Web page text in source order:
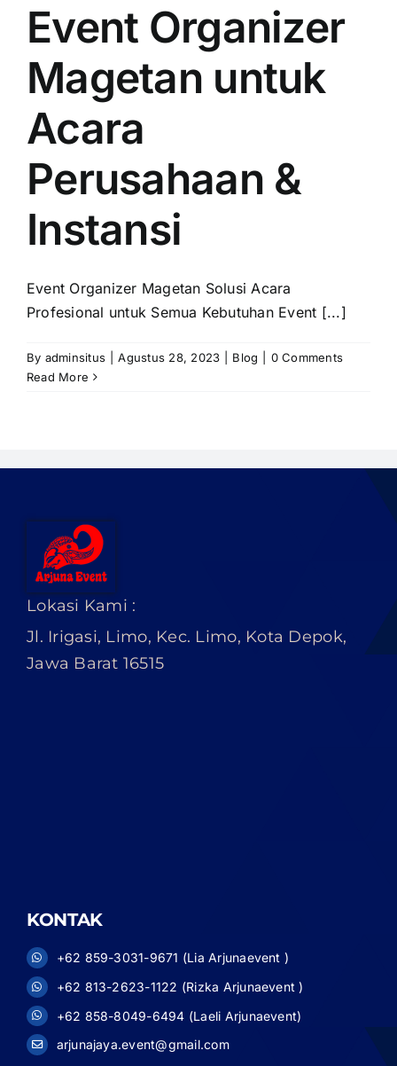
Event Organizer
Magetan untuk
Acara
Perusahaan &
Instansi
Event Organizer Magetan Solusi Acara
Profesional untuk Semua Kebutuhan Event [...]
By adminsitus Agustus 28, 2023 Blog
0 Comments
Read More
Lokasi Kami :
Jl. Irigasi, Limo, Kec. Limo, Kota Depok,
Jawa Barat 16515
KONTAK
+62 859-3031-9671 (Lia Arjunaevent )
+62 813-2623-1122 (Rizka Arjunaevent )
+62 858-8049-6494 (Laeli Arjunaevent)
arjunajaya.event@gmail.com